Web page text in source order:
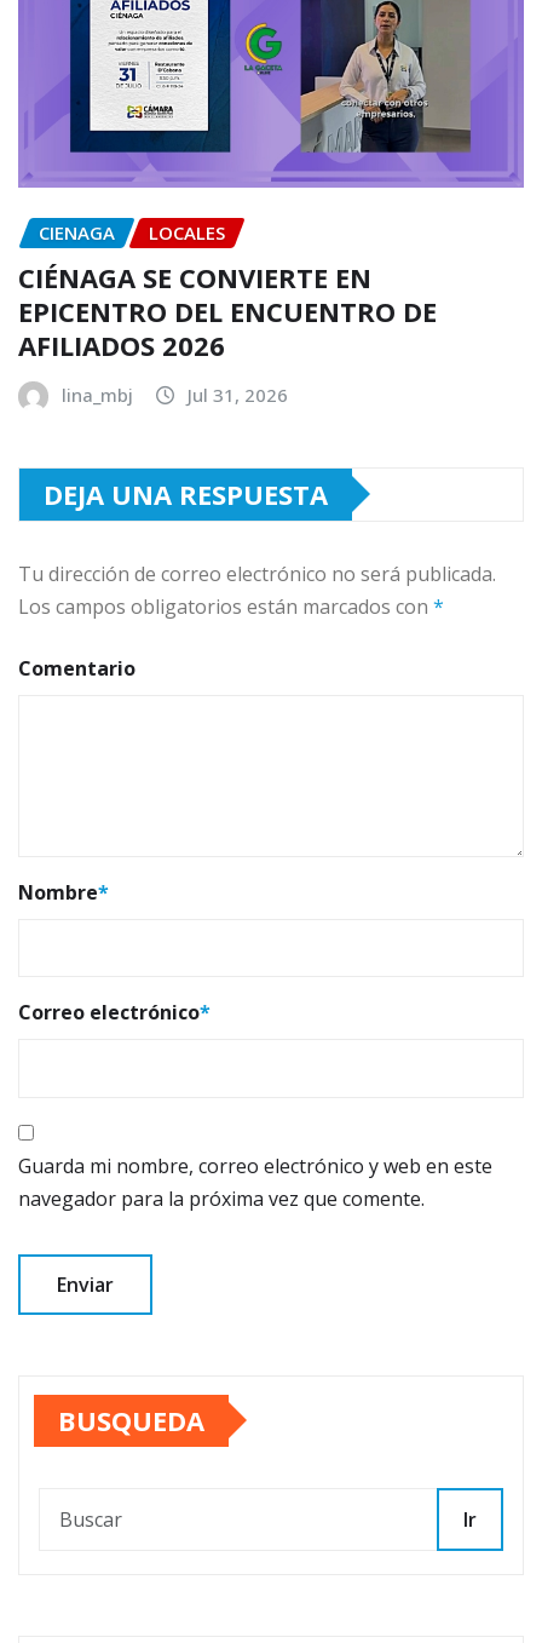
CIENAGA LOCALES
CIÉNAGA SE CONVIERTE EN
EPICENTRO DEL ENCUENTRO DE
AFILIADOS 2026
lina_mbj Jul 31, 2026
DEJA UNA RESPUESTA
Tu dirección de correo electrónico no será publicada.
Los campos obligatorios están marcados con *
Comentario
Nombre*
Correo electrónico*
Guarda mi nombre, correo electrónico y web en este
navegador para la próxima vez que comente.
BUSQUEDA
Ir